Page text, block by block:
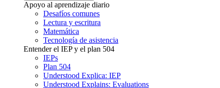
Apoyo al aprendizaje diario
Desafíos comunes
Lectura y escritura
Matemática
Tecnología de asistencia
Entender el IEP y el plan 504
IEPs
Plan 504
Understood Explica: IEP
Understood Explains: Evaluations